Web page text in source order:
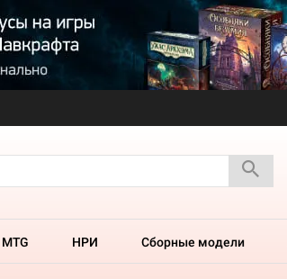
MTG НРИ Сборные модели